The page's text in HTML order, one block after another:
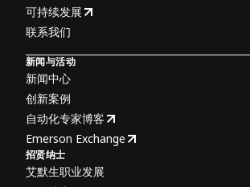
可持续发展
联系我们
新闻与活动
新闻中心
创新案例
自动化专家博客
Emerson Exchange
招贤纳士
艾默生职业发展